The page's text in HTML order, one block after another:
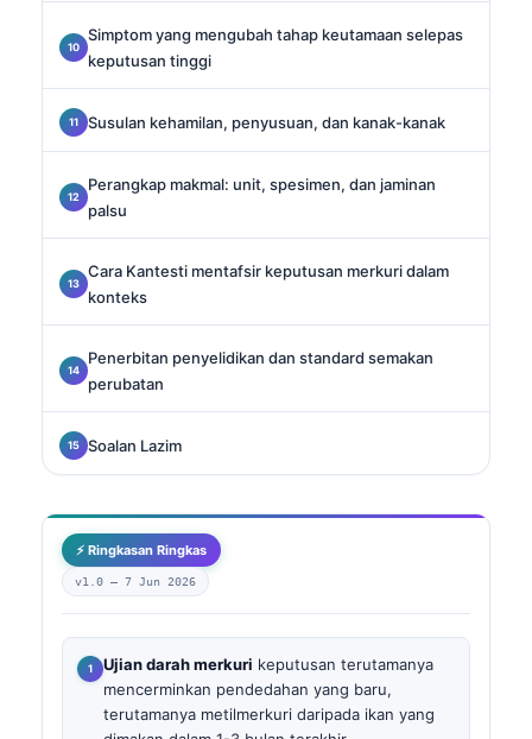
Simptom yang mengubah tahap keutamaan selepas
keputusan tinggi
Susulan kehamilan, penyusuan, dan kanak-kanak
Perangkap makmal: unit, spesimen, dan jaminan
palsu
Cara Kantesti mentafsir keputusan merkuri dalam
konteks
Penerbitan penyelidikan dan standard semakan
perubatan
Soalan Lazim
⚡ Ringkasan Ringkas
v1.0 — 7 Jun 2026
Ujian darah merkuri keputusan terutamanya
mencerminkan pendedahan yang baru,
terutamanya metilmerkuri daripada ikan yang